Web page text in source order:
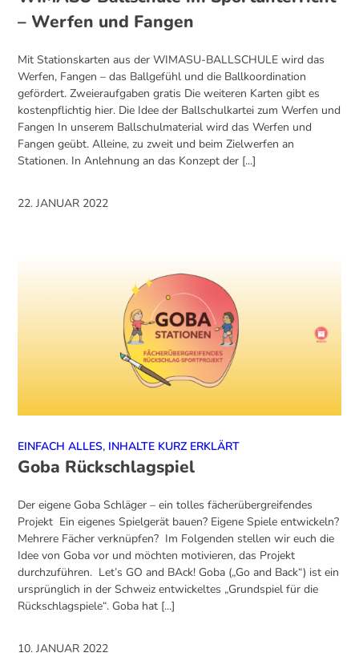
– Werfen und Fangen
Mit Stationskarten aus der WIMASU-BALLSCHULE wird das
Werfen, Fangen – das Ballgefühl und die Ballkoordination
gefördert. Zweieraufgaben gratis Die weiteren Karten gibt es
kostenpflichtig hier. Die Idee der Ballschulkartei zum Werfen und
Fangen In unserem Ballschulmaterial wird das Werfen und
Fangen geübt. Alleine, zu zweit und beim Zielwerfen an
Stationen. In Anlehnung an das Konzept der [...]
22. JANUAR 2022
EINFACH ALLES, INHALTE KURZ ERKLÄRT
Goba Rückschlagspiel
Der eigene Goba Schläger – ein tolles fächerübergreifendes
Projekt Ein eigenes Spielgerät bauen? Eigene Spiele entwickeln?
Mehrere Fächer verknüpfen? Im Folgenden stellen wir euch die
Idee von Goba vor und möchten motivieren, das Projekt
durchzuführen. Let’s GO and BAck! Goba („Go and Back“) ist ein
ursprünglich in der Schweiz entwickeltes „Grundspiel für die
Rückschlagspiele“. Goba hat [...]
10. JANUAR 2022